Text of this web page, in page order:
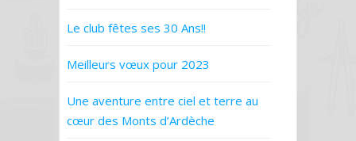
Le club fêtes ses 30 Ans!!
Meilleurs vœux pour 2023
Une aventure entre ciel et terre au
cœur des Monts d’Ardèche